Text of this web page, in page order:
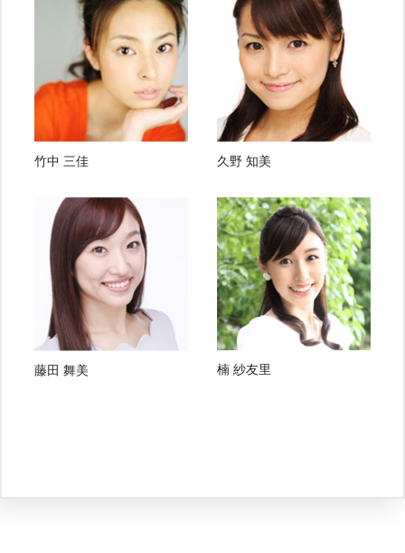
竹中 三佳 久野 知美
藤田 舞美 楠 紗友里